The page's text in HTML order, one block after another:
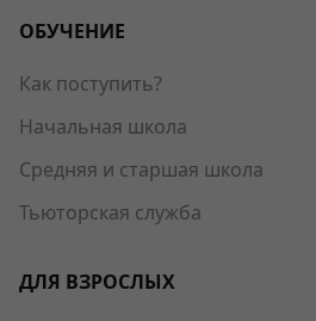
ОБУЧЕНИЕ
Как поступить?
Начальная школа
Средняя и старшая школа
Тьюторская служба
ДЛЯ ВЗРОСЛЫХ